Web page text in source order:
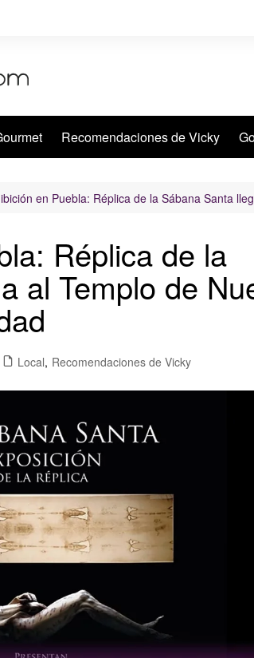
Recomendaciones de Vicky
en Puebla: Réplica de la Sábana Santa
Réplica de la
al Templo de
Local, Recomendaciones de Vicky